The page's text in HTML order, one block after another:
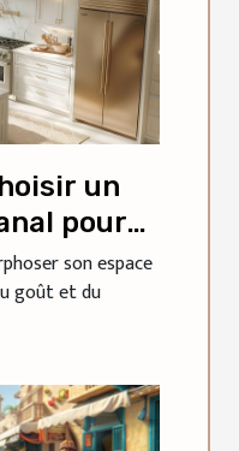
un
pour
luxe
son espace
goût et du